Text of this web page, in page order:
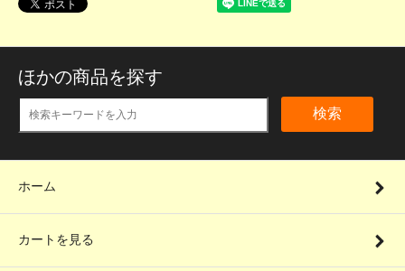
ほかの商品を探す
検索
ホーム
カートを見る